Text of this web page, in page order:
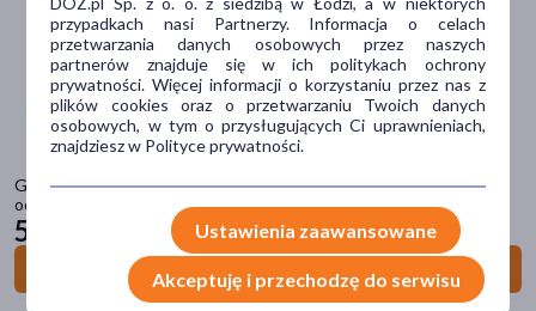
GIMA Respiprogram - Trenażer oddechu Aparat do ćwiczeń
oddechowych
59
Do koszyka
zł – zł
Marka
EL-COMP(2)
(11)
przypadkach nasi Partnerzy. Informacja o celach
przetwarzania danych osobowych przez naszych
partnerów znajduje się w ich politykach ochrony
prywatności. Więcej informacji o korzystaniu przez nas z
plików cookies oraz o przetwarzaniu Twoich danych
osobowych, w tym o przysługujących Ci uprawnieniach,
znajdziesz w Polityce prywatności.
Ustawienia zaawansowane
Akceptuję i przechodzę do serwisu